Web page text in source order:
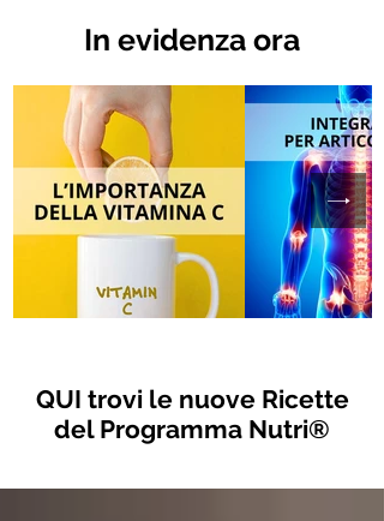
In evidenza ora
QUI trovi le nuove Ricette
del Programma Nutri®